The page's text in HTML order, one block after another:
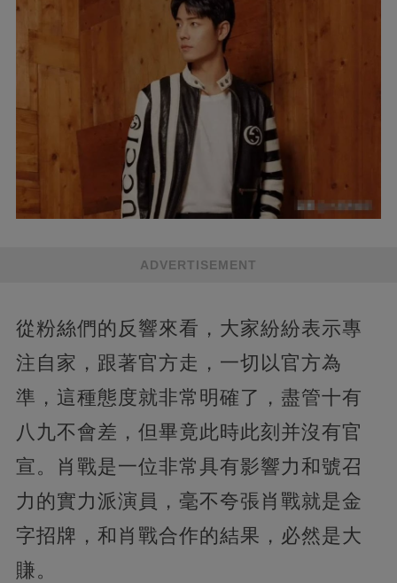
ADVERTISEMENT
從粉絲們的反響來看，大家紛紛表示專
注自家，跟著官方走，一切以官方為
準，這種態度就非常明確了，盡管十有
八九不會差，但畢竟此時此刻并沒有官
宣。肖戰是一位非常具有影響力和號召
力的實力派演員，毫不夸張肖戰就是金
字招牌，和肖戰合作的結果，必然是大
賺。